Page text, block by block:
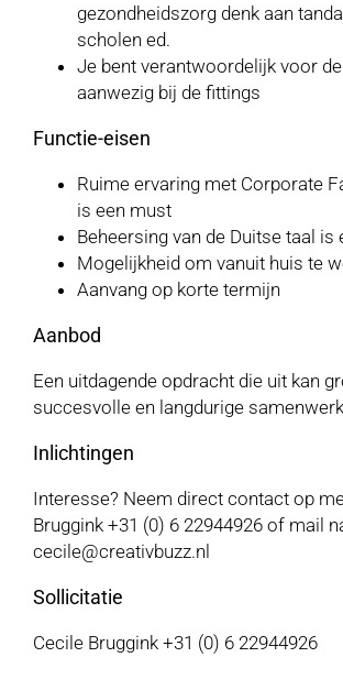
gezondheidszorg denk aan
scholen ed.
Je bent verantwoordelijk voor
aanwezig bij de fittings
Functie-eisen
Ruime ervaring met Corporate
is een must
Beheersing van de Duitse taal is
Mogelijkheid om vanuit huis te
Aanvang op korte termijn
Aanbod
Een uitdagende opdracht die uit kan
succesvolle en langdurige
Inlichtingen
Interesse? Neem direct contact op
Bruggink +31 (0) 6 22944926 of mail
cecile@creativbuzz.nl
Sollicitatie
Cecile Bruggink +31 (0) 6 22944926